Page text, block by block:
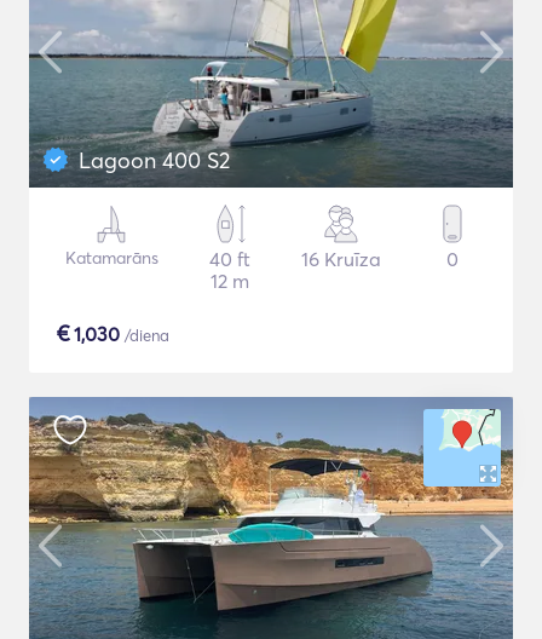
Lagoon 400 S2
Katamarāns
40 ft
12 m
16 Kruīza 0
€1,030 /diena